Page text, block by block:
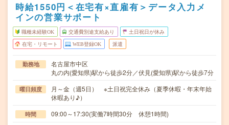
時給1550円＜在宅有×直雇有＞データ入力メ
インの営業サポート
職種未経験OK 交通費別途支給あり 土日祝日が休み
在宅・リモート WEB登録OK 派遣
勤務地
名古屋市中区
丸の内(愛知県)駅から徒歩2分／伏見(愛知県)駅から徒歩7分
曜日頻度
月～金（週5日） ※土日祝完全休み（夏季休暇・年末年始
休暇あり♪）
時間 09:00～17:30(実働7時間30分 休憩1時間)